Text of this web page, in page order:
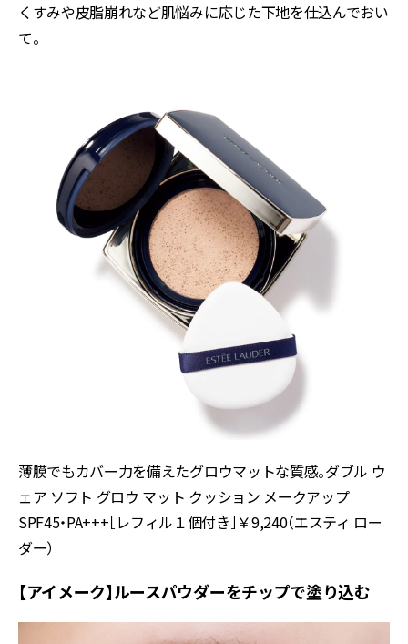
くすみや皮脂崩れなど肌悩みに応じた下地を仕込んでおい
て。
薄膜でもカバー力を備えたグロウマットな質感。ダブル ウ
ェア ソフト グロウ マット クッション メークアップ
SPF45・PA+++［レフィル１個付き］￥9,240（エスティ ロー
ダー）
【アイメーク】ルースパウダーをチップで塗り込む